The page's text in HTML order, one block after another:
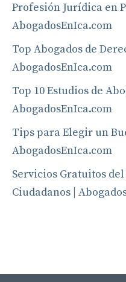
Profesión Jurídica en
AbogadosEnIca.com
Top Abogados de
AbogadosEnIca.com
Top 10 Estudios de
AbogadosEnIca.com
Tips para Elegir un
AbogadosEnIca.com
Servicios Gratuitos
Ciudadanos |